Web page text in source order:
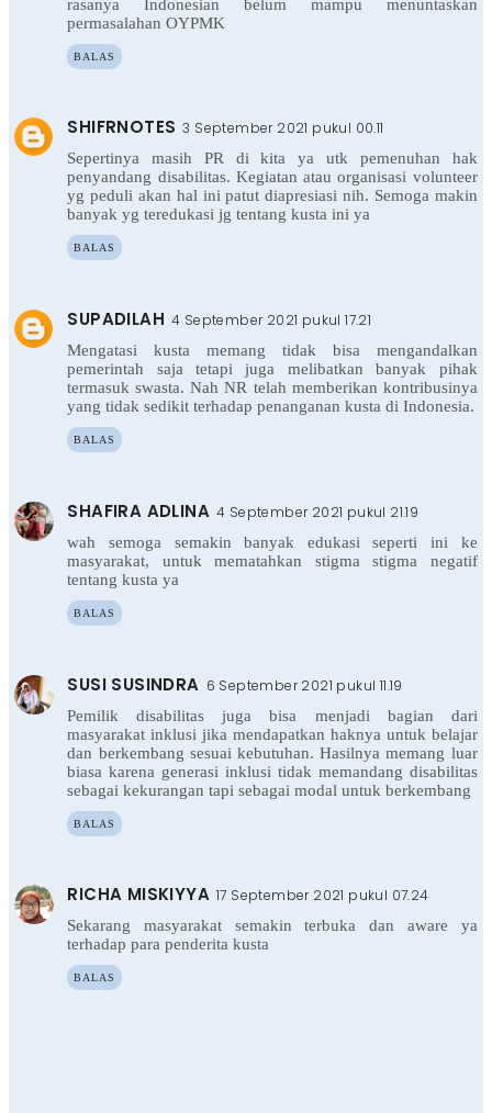
rasanya Indonesian belum mampu menuntaskan
permasalahan OYPMK
BALAS
SHIFRNOTES 3 September 2021 pukul 00.11
Sepertinya masih PR di kita ya utk pemenuhan hak
penyandang disabilitas. Kegiatan atau organisasi volunteer
yg peduli akan hal ini patut diapresiasi nih. Semoga makin
banyak yg teredukasi jg tentang kusta ini ya
BALAS
SUPADILAH 4 September 2021 pukul 17.21
Mengatasi kusta memang tidak bisa mengandalkan
pemerintah saja tetapi juga melibatkan banyak pihak
termasuk swasta. Nah NR telah memberikan kontribusinya
yang tidak sedikit terhadap penanganan kusta di Indonesia.
BALAS
SHAFIRA ADLINA 4 September 2021 pukul 21.19
wah semoga semakin banyak edukasi seperti ini ke
masyarakat, untuk mematahkan stigma stigma negatif
tentang kusta ya
BALAS
SUSI SUSINDRA 6 September 2021 pukul 11.19
Pemilik disabilitas juga bisa menjadi bagian dari
masyarakat inklusi jika mendapatkan haknya untuk belajar
dan berkembang sesuai kebutuhan. Hasilnya memang luar
biasa karena generasi inklusi tidak memandang disabilitas
sebagai kekurangan tapi sebagai modal untuk berkembang
BALAS
RICHA MISKIYYA 17 September 2021 pukul 07.24
Sekarang masyarakat semakin terbuka dan aware ya
terhadap para penderita kusta
BALAS